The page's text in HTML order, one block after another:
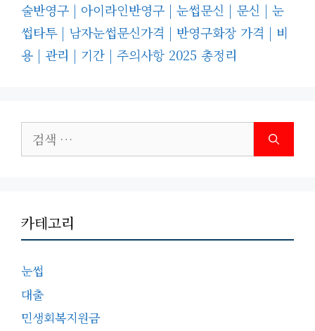
술반영구 | 아이라인반영구 | 눈썹문신 | 문신 | 눈
썹타투 | 남자눈썹문신가격 | 반영구화장 가격 | 비
용 | 관리 | 기간 | 주의사항 2025 총정리
색:
카테고리
눈썹
대출
민생회복지원금